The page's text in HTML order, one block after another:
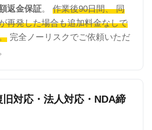
返金保証。作業後90日間、 同
再発した場合も追加料金なしで
完全ノーリスクでご依頼いただ
旧対応・法人対応・NDA締